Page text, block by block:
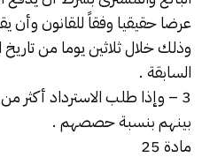
عرضا حقيقيا وفقاً للقانون وأن
وذلك خلال ثلاثين يوما من
السابقة .
3 – وإذا طلب الاسترداد
بينهم بنسبة حصصهم .
مادة 25